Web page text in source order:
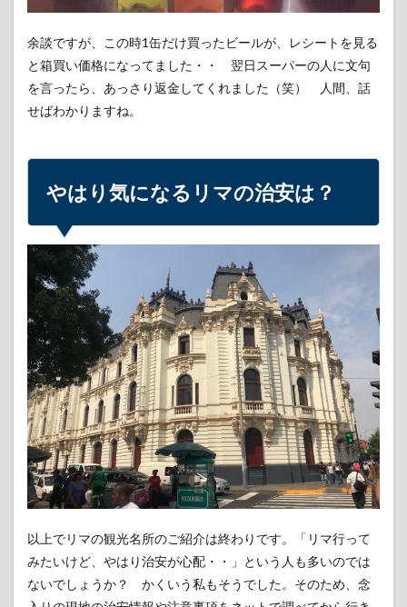
余談ですが、この時1缶だけ買ったビールが、レシートを見る
と箱買い価格になってました・・ 翌日スーパーの人に文句
を言ったら、あっさり返金してくれました（笑） 人間、話
せばわかりますね。
やはり気になるリマの治安は？
以上でリマの観光名所のご紹介は終わりです。「リマ行って
みたいけど、やはり治安が心配・・」という人も多いのでは
ないでしょうか？ かくいう私もそうでした。そのため、念